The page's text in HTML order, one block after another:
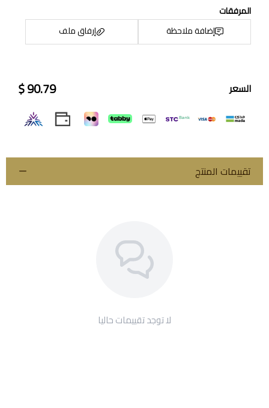
المرفقات
إضافة ملاحظة
إرفاق ملف
السعر 90.79 $
تقييمات المنتج
لا توجد تقييمات حاليا